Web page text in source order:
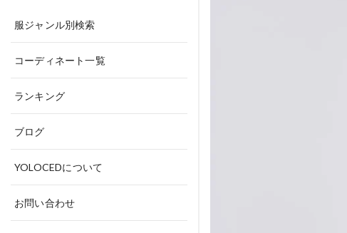
服ジャンル別検索
コーディネート一覧
ランキング
ブログ
YOLOCEDについて
お問い合わせ
ショップに戻る